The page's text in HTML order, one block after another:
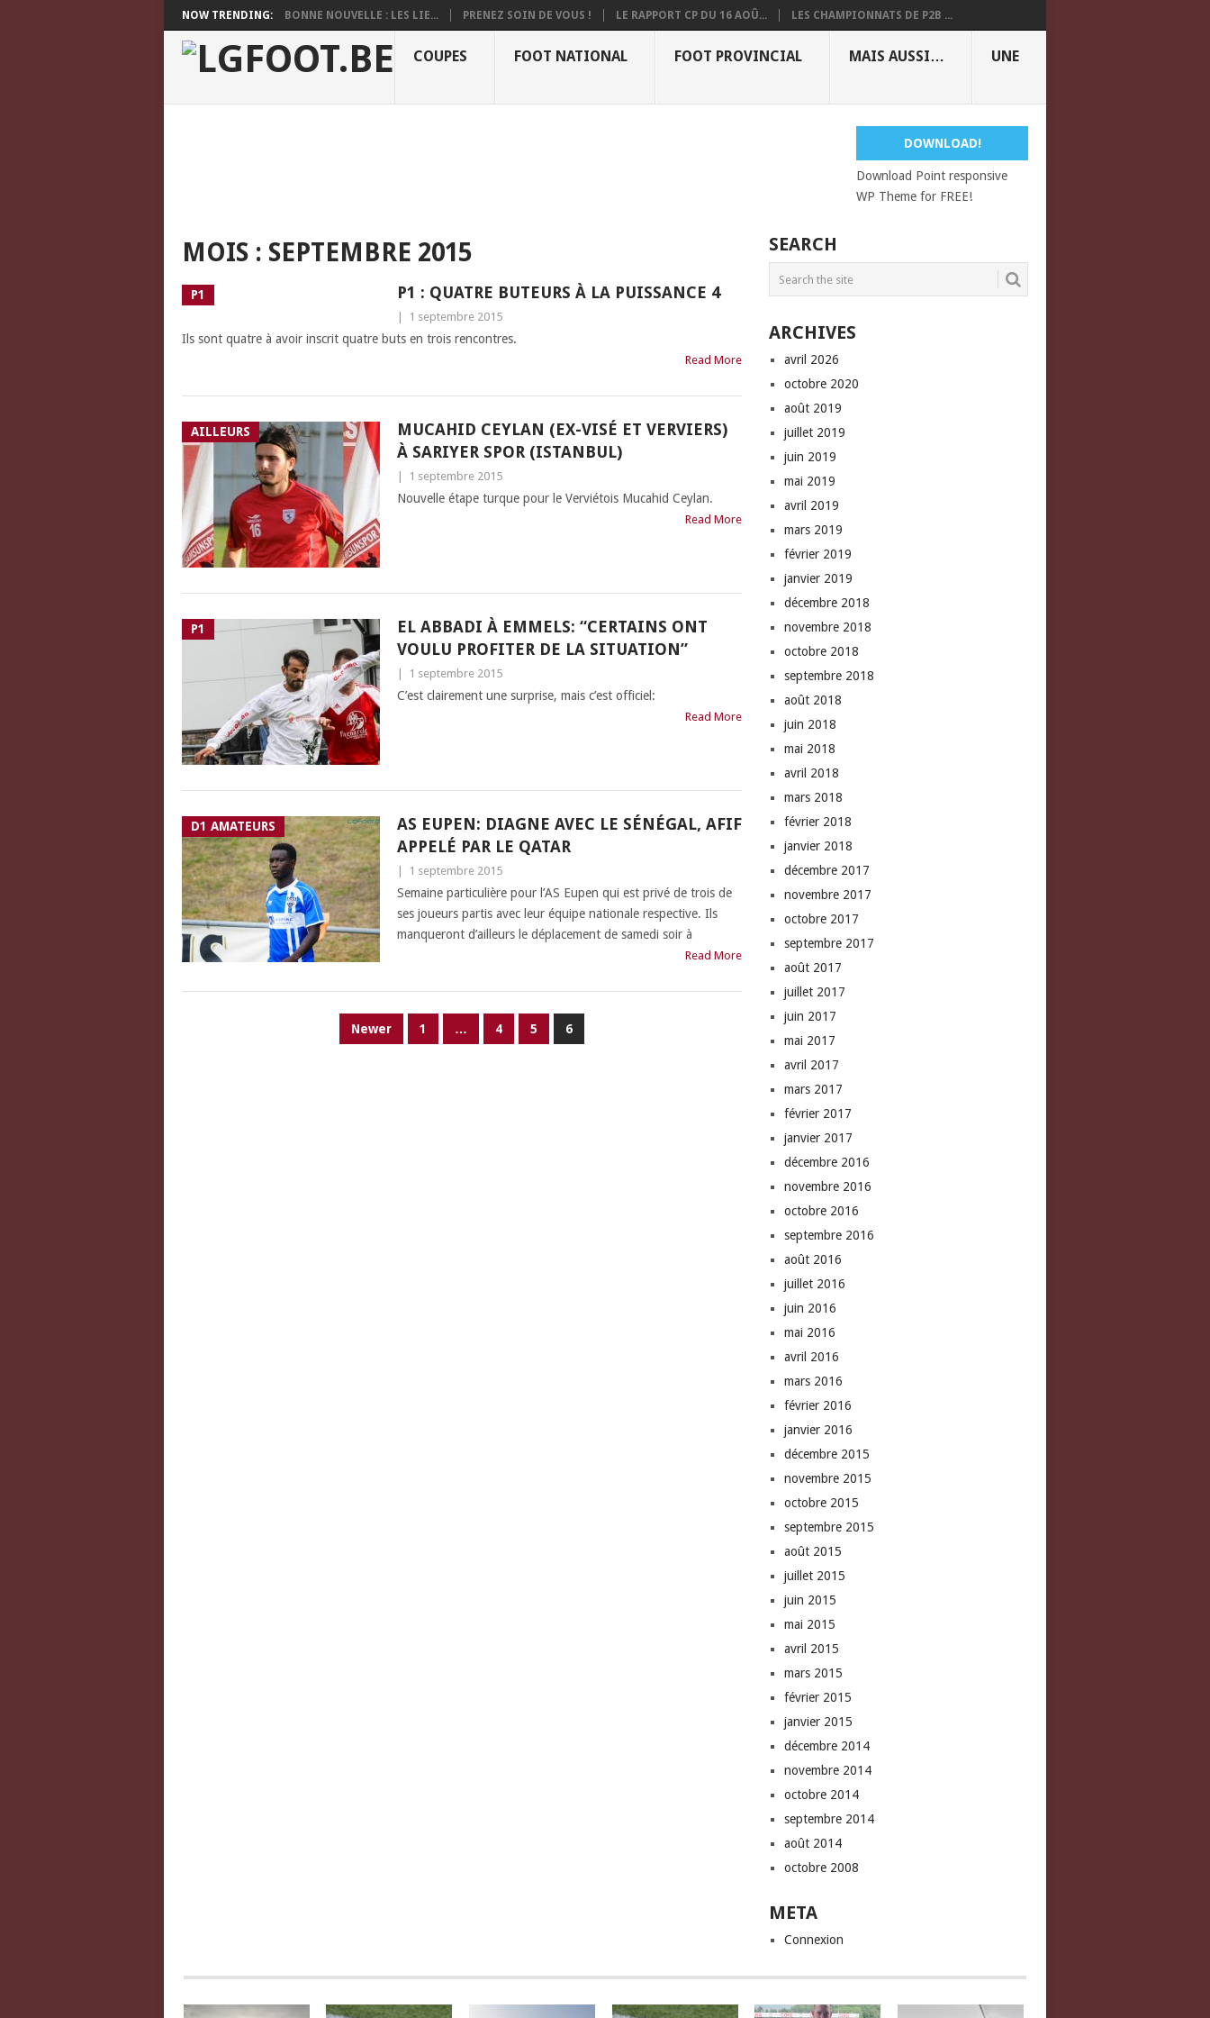
NOW TRENDING: BONNE NOUVELLE : LES LIE... PRENEZ SOIN DE VOUS ! LE RAPPORT CP DU 16 AOÛ... LES CHAMPIONNATS DE P2B ...
COUPES FOOT NATIONAL FOOT PROVINCIAL MAIS AUSSI… UNE
DOWNLOAD!
Download Point responsive
WP Theme for FREE!
MOIS : SEPTEMBRE 2015
P1 P1 : QUATRE BUTEURS À LA PUISSANCE 4
1 septembre 2015
Ils sont quatre à avoir inscrit quatre buts en trois rencontres.
Read More
AILLEURS
MUCAHID CEYLAN (EX-VISÉ ET VERVIERS)
À SARIYER SPOR (ISTANBUL)
1 septembre 2015
Nouvelle étape turque pour le Verviétois Mucahid Ceylan.
Read More
P1
EL ABBADI À EMMELS: “CERTAINS ONT
VOULU PROFITER DE LA SITUATION”
1 septembre 2015
C’est clairement une surprise, mais c’est officiel:
Read More
D1 AMATEURS
AS EUPEN: DIAGNE AVEC LE SÉNÉGAL, AFIF
APPELÉ PAR LE QATAR
1 septembre 2015
Semaine particulière pour l’AS Eupen qui est privé de trois de
ses joueurs partis avec leur équipe nationale respective. Ils
manqueront d’ailleurs le déplacement de samedi soir à
Read More
Newer 1 … 4 5 6
SEARCH
ARCHIVES
avril 2026
octobre 2020
août 2019
juillet 2019
juin 2019
mai 2019
avril 2019
mars 2019
février 2019
janvier 2019
décembre 2018
novembre 2018
octobre 2018
septembre 2018
août 2018
juin 2018
mai 2018
avril 2018
mars 2018
février 2018
janvier 2018
décembre 2017
novembre 2017
octobre 2017
septembre 2017
août 2017
juillet 2017
juin 2017
mai 2017
avril 2017
mars 2017
février 2017
janvier 2017
décembre 2016
novembre 2016
octobre 2016
septembre 2016
août 2016
juillet 2016
juin 2016
mai 2016
avril 2016
mars 2016
février 2016
janvier 2016
décembre 2015
novembre 2015
octobre 2015
septembre 2015
août 2015
juillet 2015
juin 2015
mai 2015
avril 2015
mars 2015
février 2015
janvier 2015
décembre 2014
novembre 2014
octobre 2014
septembre 2014
août 2014
octobre 2008
META
Connexion